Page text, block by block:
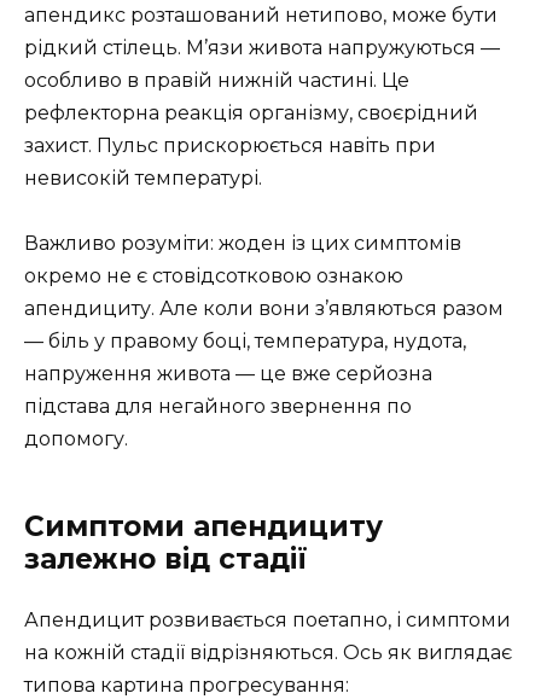
апендикс розташований нетипово, може бути
рідкий стілець. М’язи живота напружуються —
особливо в правій нижній частині. Це
рефлекторна реакція організму, своєрідний
захист. Пульс прискорюється навіть при
невисокій температурі.
Важливо розуміти: жоден із цих симптомів
окремо не є стовідсотковою ознакою
апендициту. Але коли вони з’являються разом
— біль у правому боці, температура, нудота,
напруження живота — це вже серйозна
підстава для негайного звернення по
допомогу.
Симптоми апендициту
залежно від стадії
Апендицит розвивається поетапно, і симптоми
на кожній стадії відрізняються. Ось як виглядає
типова картина прогресування: